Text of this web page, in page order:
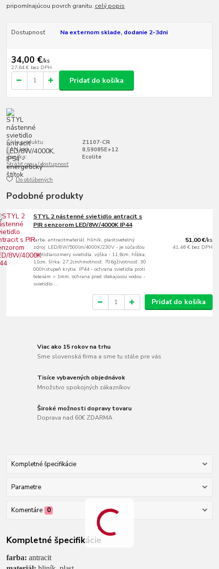
pripomínajúcou povrch granitu. celý popis
Dostupnosť Na externom sklade, dodanie 2-3dni
34,00 €/ks
27,64 € bez DPH
Pridať do košíka
Číslo produktu:
Z1107-CR
EAN kód:
8,59085E+12
Značka:
Ecolite
Strážiť cenu / dostupnosť
Do obľúbených
Podobné produkty
STYL 2 nástenné svietidlo antracit s
PIR senzorom LED/8W/4000K IP44
farba: antracitmateriál: hliník, plastsvetelný
zdroj: LED/8W/500lm/4000K/230V - je súčasťou
svietidlarozmery svietidla: výška - 11,6cm, hĺbka:
11cm, šírka: 27,2cmhmotnosť: 706gživotnosť: 30
000hstupeň krytia: IP44 - ochrana svietidla proti
telesám > 1mm, ochrana pred stekajúcou vodou -
svietidlo ...
51,00 €/ks
41,46 € bez DPH
Pridať do košíka
Viac ako 15 rokov na trhu
Sme slovenská firma a sme tu stále pre vás
Tisíce vybavených objednávok
Množstvo spokojných zákazníkov
Široké možnosti dopravy tovaru
Doprava nad 60€ ZDARMA
Kompletné špecifikácie
Parametre
Komentáre 0
Kompletné špecifikácie
farba:antracit